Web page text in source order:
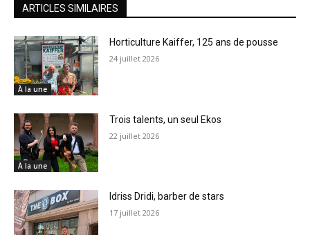
ARTICLES SIMILAIRES
À la une
Horticulture Kaiffer, 125 ans de pousse
24 juillet 2026
À la une
Trois talents, un seul Ekos
22 juillet 2026
Idriss Dridi, barber de stars
17 juillet 2026